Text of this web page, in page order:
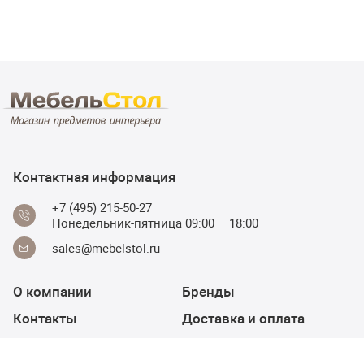
Контактная информация
+7 (495) 215-50-27
Понедельник-пятница 09:00 – 18:00
sales@mebelstol.ru
О компании
Контакты
Бренды
Доставка и оплата